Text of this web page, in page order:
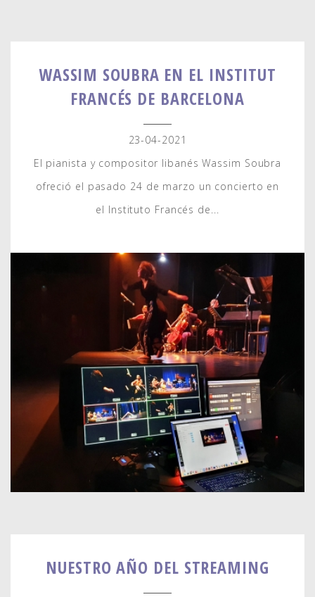
WASSIM SOUBRA EN EL INSTITUT
FRANCÉS DE BARCELONA
23-04-2021
El pianista y compositor libanés Wassim Soubra
ofreció el pasado 24 de marzo un concierto en
el Instituto Francés de...
NUESTRO AÑO DEL STREAMING